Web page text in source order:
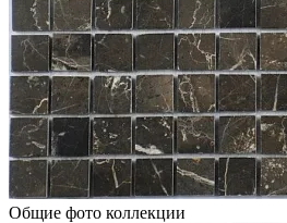
Общие фото коллекции